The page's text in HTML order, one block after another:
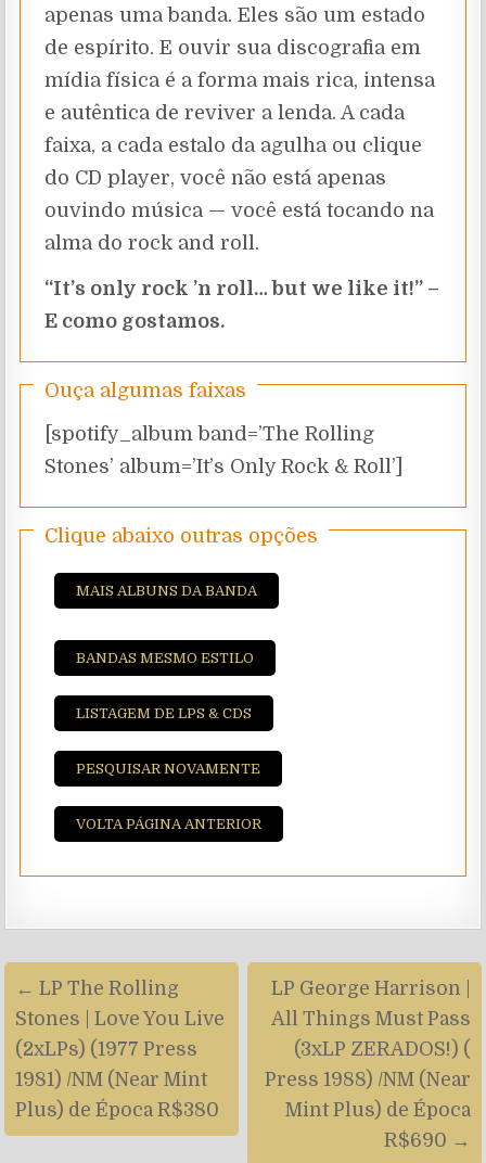
apenas uma banda. Eles são um estado
de espírito. E ouvir sua discografia em
mídia física é a forma mais rica, intensa
e autêntica de reviver a lenda. A cada
faixa, a cada estalo da agulha ou clique
do CD player, você não está apenas
ouvindo música — você está tocando na
alma do rock and roll.
“It’s only rock ’n roll… but we like it!” –
E como gostamos.
Ouça algumas faixas
[spotify_album band=’The Rolling
Stones’ album=’It’s Only Rock & Roll’]
Clique abaixo outras opções
MAIS ALBUNS DA BANDA
BANDAS MESMO ESTILO
LISTAGEM DE LPS & CDS
PESQUISAR NOVAMENTE
VOLTA PÁGINA ANTERIOR
Navegação
de
artigos
LP George Harrison |
All Things Must Pass
(3xLP ZERADOS!) (
Press 1988) /NM (Near
Mint Plus) de Época
R$690 →
← LP The Rolling
Stones | Love You Live
(2xLPs) (1977 Press
1981) /NM (Near Mint
Plus) de Época R$380